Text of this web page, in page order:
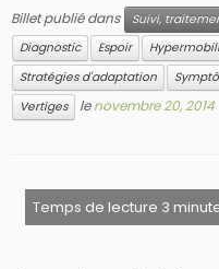
Billet publié dans Suivi,
Diagnostic
Espoir
Stratégies d'adaptation
Vertiges
lenovembre 20, 2014